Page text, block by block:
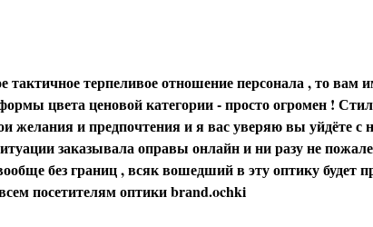
терпеливое отношение персонала , то вам
цвета ценовой категории - просто огромен !
желания и предпочтения и я вас уверяю вы уйдёте с
заказывала оправы онлайн и ни разу не
без границ , всяк вошедший в эту оптику будет
посетителям оптики brаnd.ochki